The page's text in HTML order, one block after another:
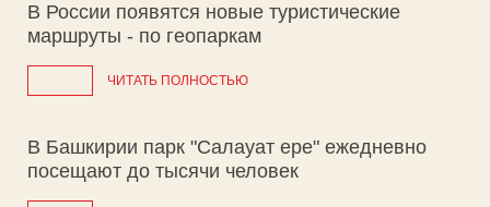
В России появятся новые туристические
маршруты - по геопаркам
ЧИТАТЬ ПОЛНОСТЬЮ
В Башкирии парк "Салауат ере" ежедневно
посещают до тысячи человек